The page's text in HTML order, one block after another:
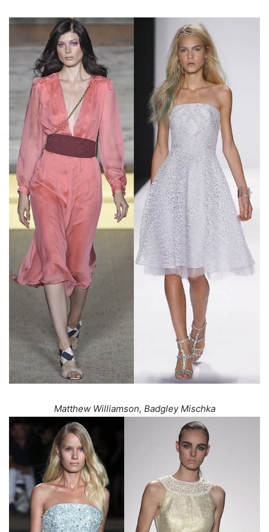
Matthew Williamson, Badgley Mischka